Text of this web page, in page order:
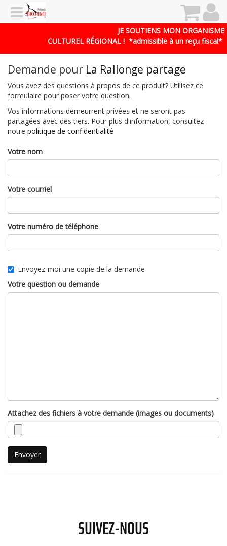
JE SOUTIENS MON ORGANISME
CULTUREL RÉGIONAL ! *admissible à un reçu fiscal*
Demande pour La Rallonge partage
Vous avez des questions à propos de ce produit? Utilisez ce
formulaire pour poser votre question.
Vos informations demeurrent privées et ne seront pas
partagées avec des tiers. Pour plus d'information, consultez
notre politique de confidentialité
Votre nom
Votre courriel
Votre numéro de téléphone
Envoyez-moi une copie de la demande
Votre question ou demande
Attachez des fichiers à votre demande (images ou documents)
Envoyer
SUIVEZ-NOUS